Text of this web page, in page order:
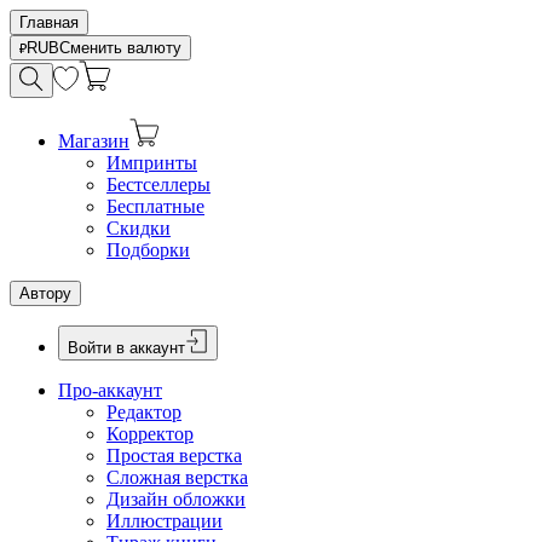
Главная
RUBСменить валюту
Магазин
Импринты
Бестселлеры
Бесплатные
Скидки
Подборки
Автору
Войти в аккаунт
Про-аккаунт
Редактор
Корректор
Простая верстка
Сложная верстка
Дизайн обложки
Иллюстрации